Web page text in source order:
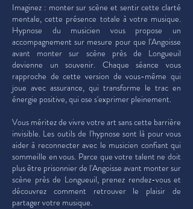
Imaginez : monter sur scène et sentir cette clarté
mentale, cette présence totale à votre musique.
Hypnose du musicien vous propose un
accompagnement sur mesure pour que l'Angoisse
avant monter sur scène près de Longueuil
devienne un souvenir. Chaque séance vous
rapproche de cette version de vous-même qui
joue avec assurance, qui transforme le trac en
énergie positive, qui ose s'exprimer pleinement.
Vous méritez de vivre votre art sans cette barrière
invisible. Les outils de l'hypnose sont là pour vous
aider à reconnecter avec le musicien confiant qui
sommeille en vous. Parce que votre talent ne doit
plus être prisonnier de l'Angoisse avant monter sur
scène près de Longueuil, prenez rendez-vous et
découvrez comment retrouver le plaisir de
partager votre musique.